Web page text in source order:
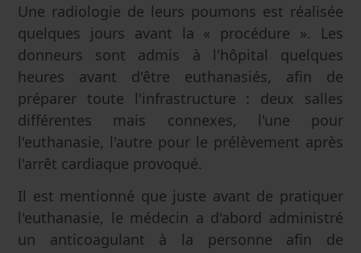
Une radiologie de leurs poumons est réalisée
quelques jours avant la « procédure ». Les
donneurs sont admis à l'hôpital quelques
heures avant d'être euthanasiés, afin de
préparer toute l'infrastructure : deux salles
différentes mais connexes, l'une pour
l'euthanasie, l'autre pour le prélèvement après
l'arrêt cardiaque provoqué.
Il est mentionné que juste avant de pratiquer
l'euthanasie, le médecin a d'abord administré
un anticoagulant à la personne afin de